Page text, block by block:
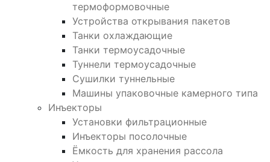
термоформовочные
Устройства открывания пакетов
Танки охлаждающие
Танки термоусадочные
Туннели термоусадочные
Сушилки туннельные
Машины упаковочные камерного типа
Инъекторы
Установки фильтрационные
Инъекторы посолочные
Ёмкость для хранения рассола